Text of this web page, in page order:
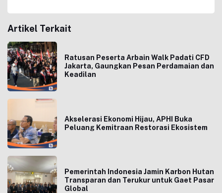
Artikel Terkait
Ratusan Peserta Arbain Walk Padati CFD
Jakarta, Gaungkan Pesan Perdamaian dan
Keadilan
Akselerasi Ekonomi Hijau, APHI Buka
Peluang Kemitraan Restorasi Ekosistem
Pemerintah Indonesia Jamin Karbon Hutan
Transparan dan Terukur untuk Gaet Pasar
Global